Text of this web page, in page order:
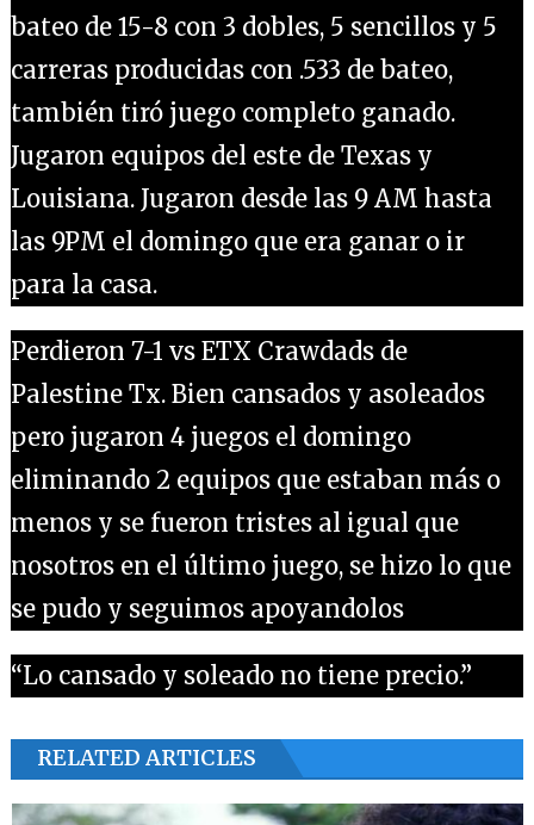
bateo de 15-8 con 3 dobles, 5 sencillos y 5
carreras producidas con .533 de bateo,
también tiró juego completo ganado.
Jugaron equipos del este de Texas y
Louisiana. Jugaron desde las 9 AM hasta
las 9PM el domingo que era ganar o ir
para la casa.
Perdieron 7-1 vs ETX Crawdads de
Palestine Tx. Bien cansados y asoleados
pero jugaron 4 juegos el domingo
eliminando 2 equipos que estaban más o
menos y se fueron tristes al igual que
nosotros en el último juego, se hizo lo que
se pudo y seguimos apoyandolos
“Lo cansado y soleado no tiene precio.”
RELATED ARTICLES